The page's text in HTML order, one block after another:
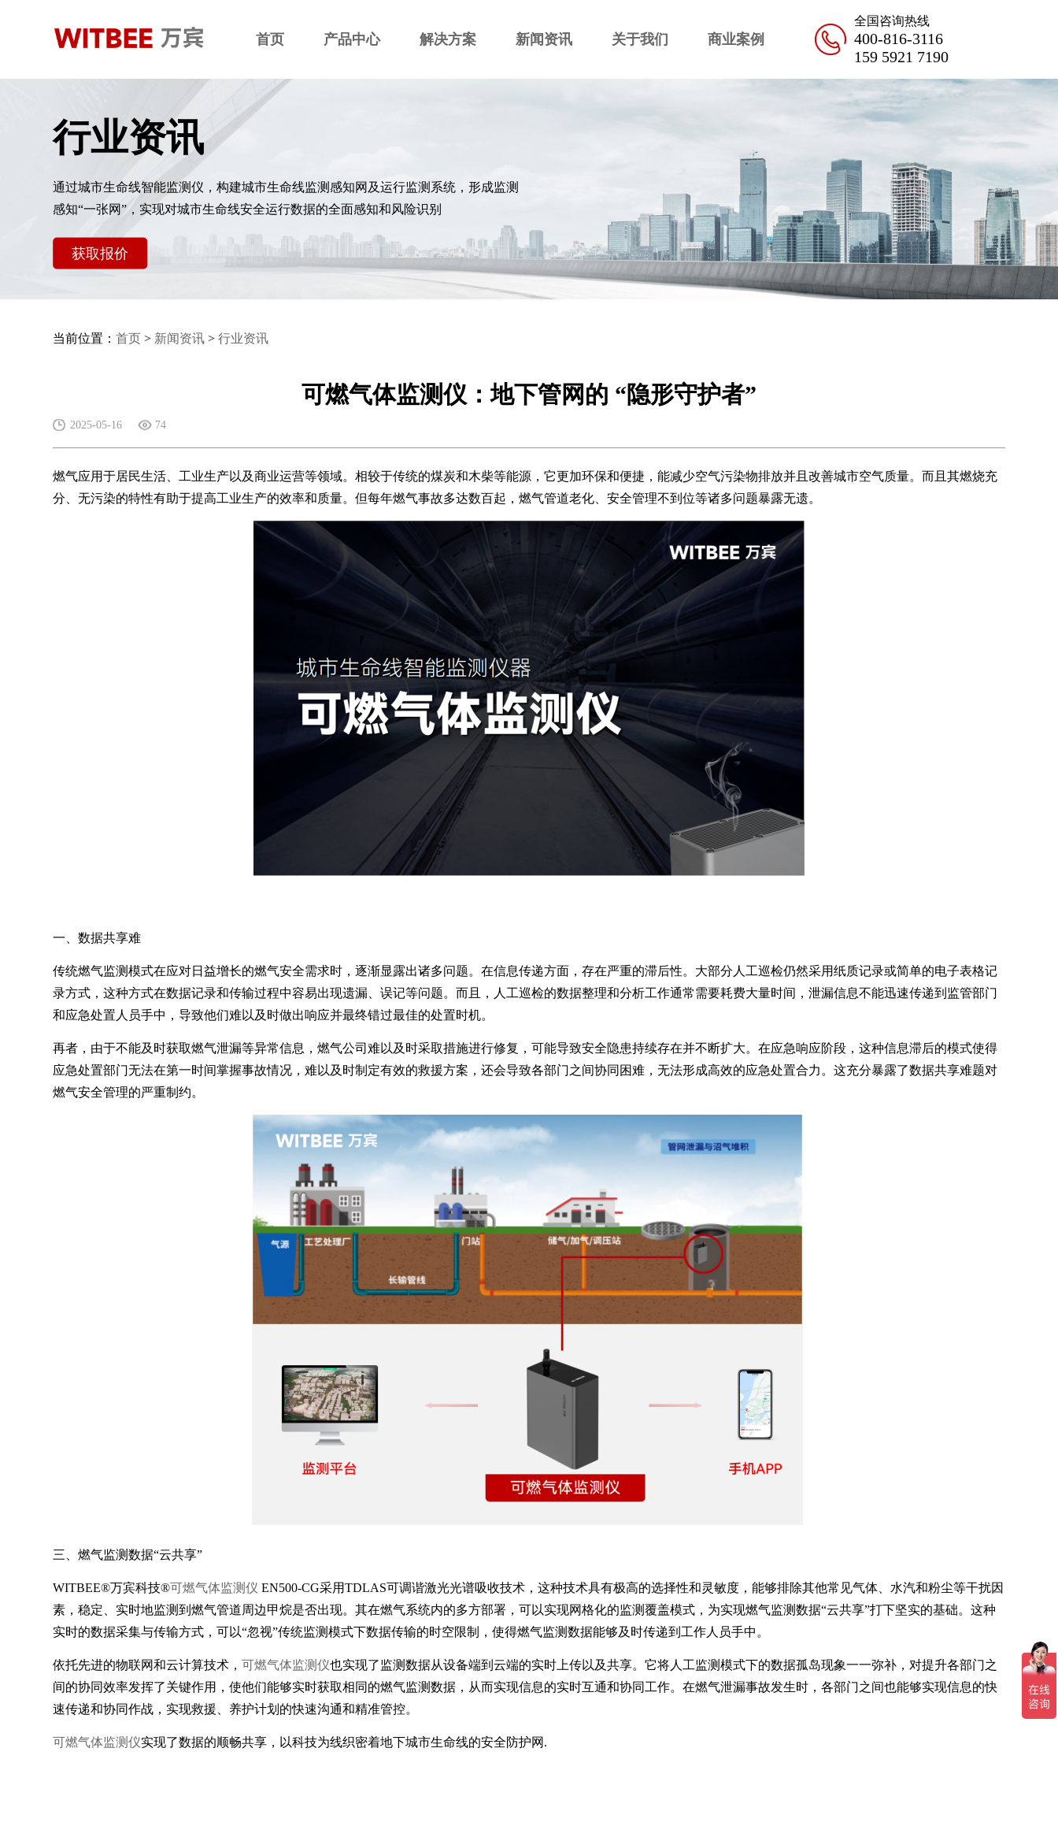
首页 产品中心 解决方案 新闻资讯 关于我们 商业案例
全国咨询热线
400-816-3116
159 5921 7190
行业资讯
通过城市生命线智能监测仪，构建城市生命线监测感知网及运行监测系统，形成监测
感知“一张网”，实现对城市生命线安全运行数据的全面感知和风险识别
获取报价
当前位置：首页 > 新闻资讯 >行业资讯
可燃气体监测仪：地下管网的 “隐形守护者”
2025-05-16 74
燃气应用于居民生活、工业生产以及商业运营等领域。相较于传统的煤炭和木柴等能源，它更加环保和便捷，能减少空气污染物排放并且改善城市空气质量。而且其燃烧充
分、无污染的特性有助于提高工业生产的效率和质量。但每年燃气事故多达数百起，燃气管道老化、安全管理不到位等诸多问题暴露无遗。
一、数据共享难
传统燃气监测模式在应对日益增长的燃气安全需求时，逐渐显露出诸多问题。在信息传递方面，存在严重的滞后性。大部分人工巡检仍然采用纸质记录或简单的电子表格记
录方式，这种方式在数据记录和传输过程中容易出现遗漏、误记等问题。而且，人工巡检的数据整理和分析工作通常需要耗费大量时间，泄漏信息不能迅速传递到监管部门
和应急处置人员手中，导致他们难以及时做出响应并最终错过最佳的处置时机。
再者，由于不能及时获取燃气泄漏等异常信息，燃气公司难以及时采取措施进行修复，可能导致安全隐患持续存在并不断扩大。在应急响应阶段，这种信息滞后的模式使得
应急处置部门无法在第一时间掌握事故情况，难以及时制定有效的救援方案，还会导致各部门之间协同困难，无法形成高效的应急处置合力。这充分暴露了数据共享难题对
燃气安全管理的严重制约。
三、燃气监测数据“云共享”
WITBEE®万宾科技®可燃气体监测仪 EN500-CG采用TDLAS可调谐激光光谱吸收技术，这种技术具有极高的选择性和灵敏度，能够排除其他常见气体、水汽和粉尘等干扰因
素，稳定、实时地监测到燃气管道周边甲烷是否出现。其在燃气系统内的多方部署，可以实现网格化的监测覆盖模式，为实现燃气监测数据“云共享”打下坚实的基础。这种
实时的数据采集与传输方式，可以“忽视”传统监测模式下数据传输的时空限制，使得燃气监测数据能够及时传递到工作人员手中。
依托先进的物联网和云计算技术，可燃气体监测仪也实现了监测数据从设备端到云端的实时上传以及共享。它将人工监测模式下的数据孤岛现象一一弥补，对提升各部门之
间的协同效率发挥了关键作用，使他们能够实时获取相同的燃气监测数据，从而实现信息的实时互通和协同工作。在燃气泄漏事故发生时，各部门之间也能够实现信息的快
速传递和协同作战，实现救援、养护计划的快速沟通和精准管控。
可燃气体监测仪实现了数据的顺畅共享，以科技为线织密着地下城市生命线的安全防护网.